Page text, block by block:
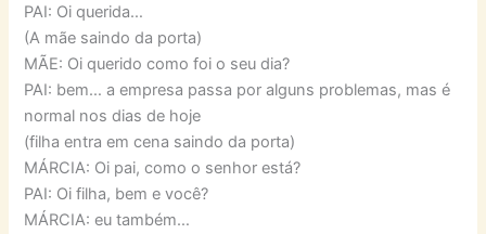
PAI: Oi querida…
(A mãe saindo da porta)
MÃE: Oi querido como foi o seu dia?
PAI: bem… a empresa passa por alguns problemas, mas é
normal nos dias de hoje
(filha entra em cena saindo da porta)
MÁRCIA: Oi pai, como o senhor está?
PAI: Oi filha, bem e você?
MÁRCIA: eu também…